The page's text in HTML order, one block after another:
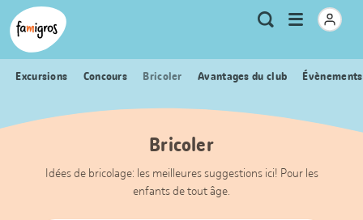
Signets
de
navigation
Header
Logo Métanavigation
RechercheOuvrir
Excursions Concours Bricoler Avantages du club
Bricoler
Idées de bricolage: les meilleures suggestions ici! Pour les
enfants de tout âge.